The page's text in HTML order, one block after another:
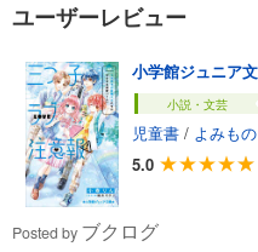
ユーザーレビュー
小説・文芸
児童書 / よみもの
5.0
Posted by ブクログ